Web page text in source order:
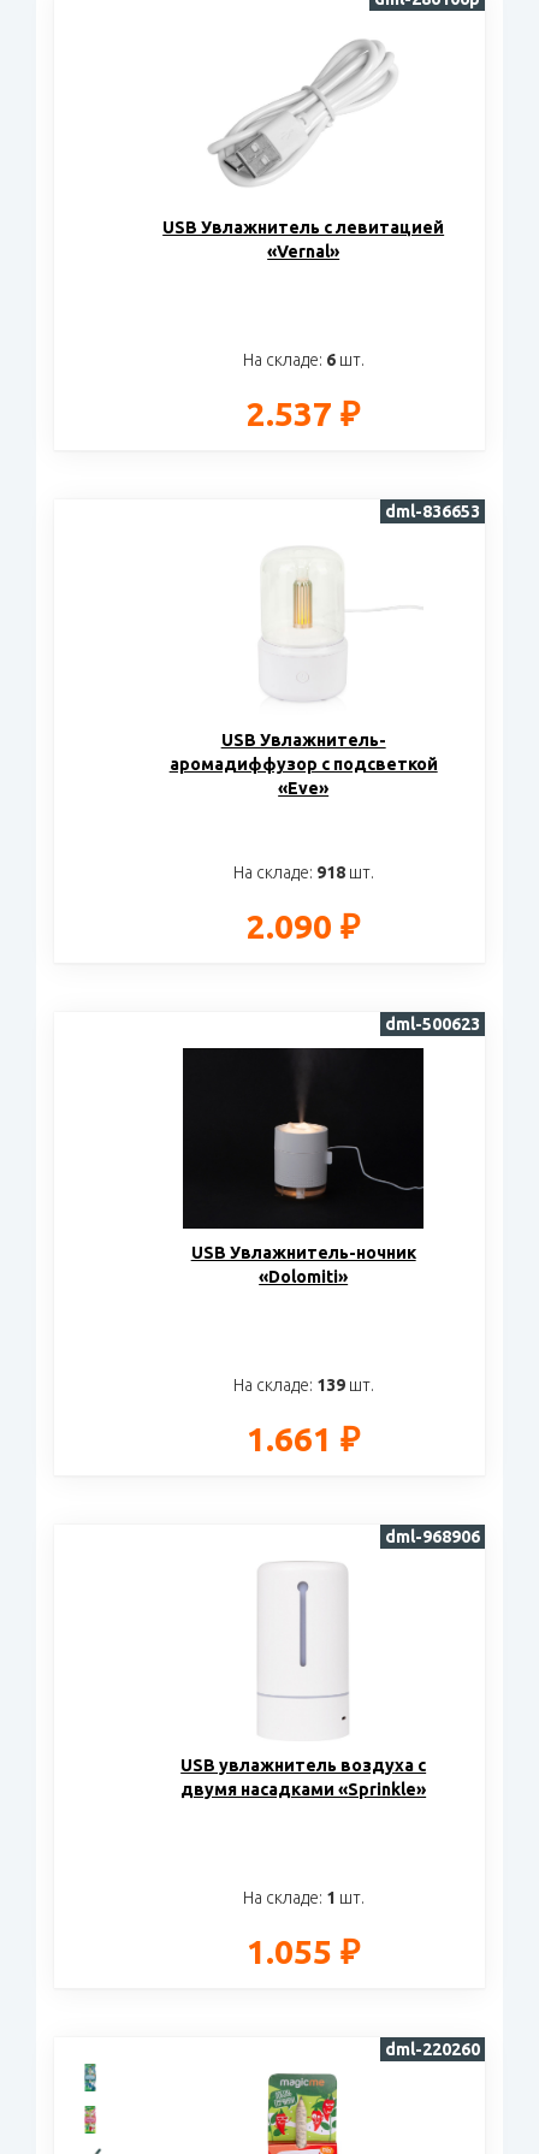
USB Увлажнитель с левитацией
«Vernal»
На складе: 6шт.
2.537 ₽
USB Увлажнитель-
аромадиффузор с подсветкой
«Eve»
На складе: 918шт.
2.090 ₽
dml-836653
USB Увлажнитель-ночник
«Dolomiti»
На складе: 139шт.
1.661 ₽
dml-500623
USB увлажнитель воздуха с
двумя насадками «Sprinkle»
На складе: 1 шт.
1.055 ₽
dml-968906
dml-220260